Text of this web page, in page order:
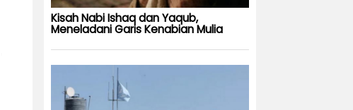
Kisah Nabi Ishaq dan Yaqub,
Meneladani Garis Kenabian Mulia